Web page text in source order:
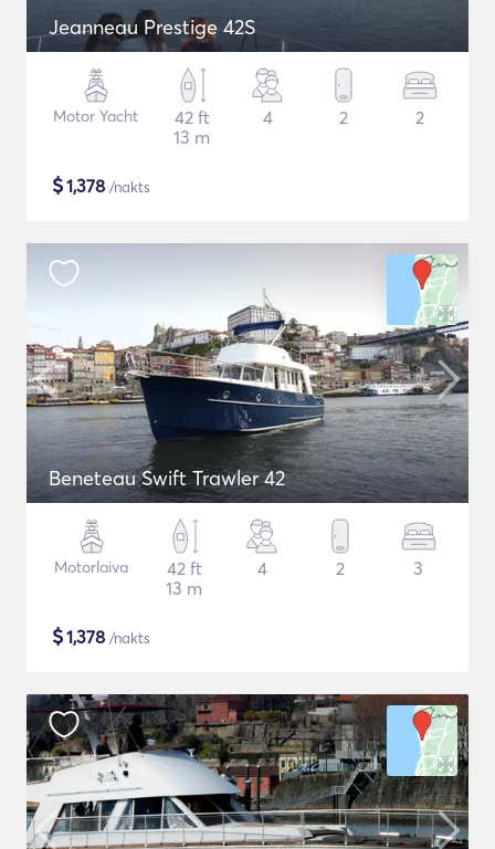
Jeanneau Prestige 42S
Motor Yacht
42 ft
13 m
4 2 2
$1,378 /nakts
Beneteau Swift Trawler 42
Motorlaiva
42 ft
13 m
4 2 3
$1,378 /nakts